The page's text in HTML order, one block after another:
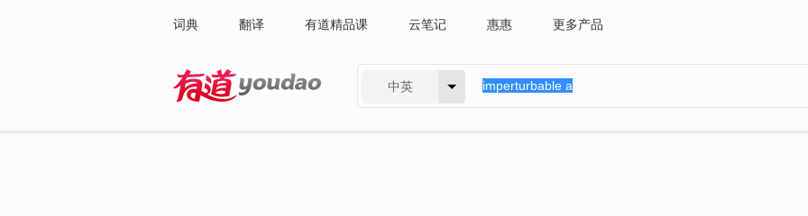
词典 翻译 有道精品课 云笔记 惠惠 更多产品
中英